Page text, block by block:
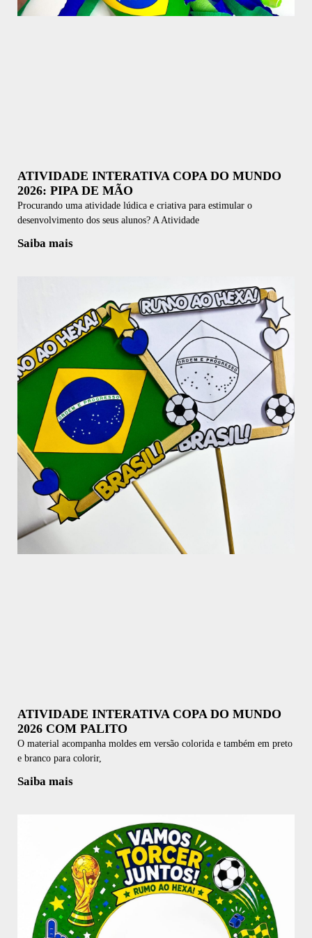
ATIVIDADE INTERATIVA COPA DO MUNDO
2026: PIPA DE MÃO
Procurando uma atividade lúdica e criativa para estimular o
desenvolvimento dos seus alunos? A Atividade
Saiba mais
ATIVIDADE INTERATIVA COPA DO MUNDO
2026 COM PALITO
O material acompanha moldes em versão colorida e também em preto
e branco para colorir,
Saiba mais